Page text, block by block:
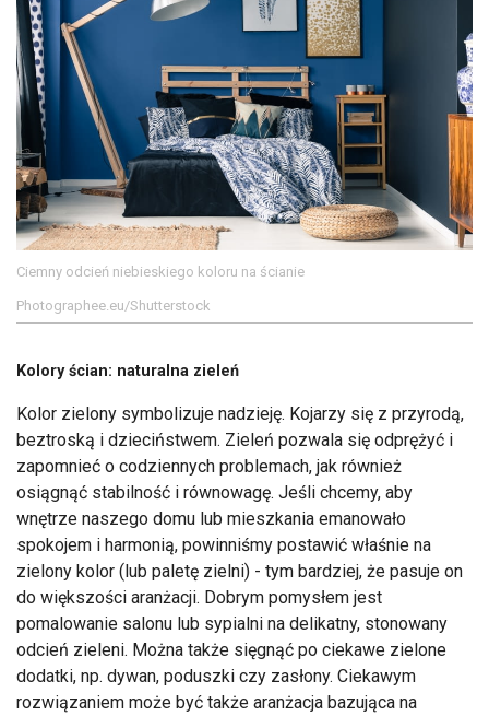
Ciemny odcień niebieskiego koloru na ścianie
Photographee.eu/Shutterstock
Kolory ścian: naturalna zieleń
Kolor zielony symbolizuje nadzieję. Kojarzy się z przyrodą,
beztroską i dzieciństwem. Zieleń pozwala się odprężyć i
zapomnieć o codziennych problemach, jak również
osiągnąć stabilność i równowagę. Jeśli chcemy, aby
wnętrze naszego domu lub mieszkania emanowało
spokojem i harmonią, powinniśmy postawić właśnie na
zielony kolor (lub paletę zielni) - tym bardziej, że pasuje on
do większości aranżacji. Dobrym pomysłem jest
pomalowanie salonu lub sypialni na delikatny, stonowany
odcień zieleni. Można także sięgnąć po ciekawe zielone
dodatki, np. dywan, poduszki czy zasłony. Ciekawym
rozwiązaniem może być także aranżacja bazująca na